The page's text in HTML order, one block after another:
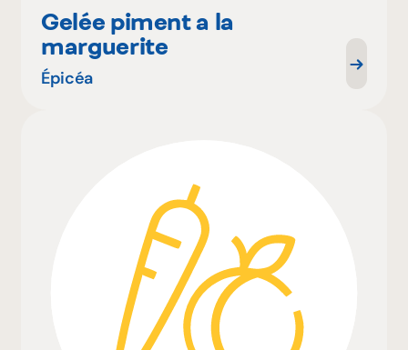
Gelée piment a la
marguerite
Épicéa